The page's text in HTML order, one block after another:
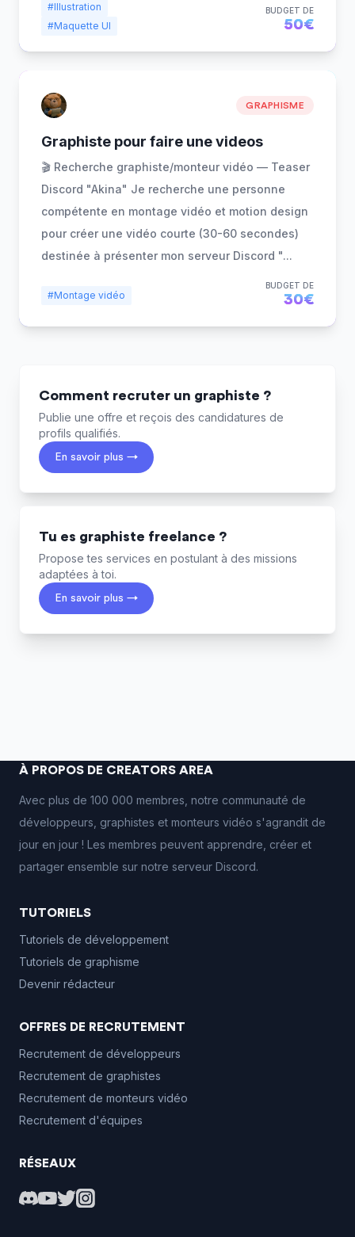
#Illustration
#Maquette UI
BUDGET DE
50€
GRAPHISME
Graphiste pour faire une videos
🎬 Recherche graphiste/monteur vidéo — Teaser
Discord "Akina" Je recherche une personne
compétente en montage vidéo et motion design
pour créer une vidéo courte (30-60 secondes)
destinée à présenter mon serveur Discord "...
#Montage vidéo
BUDGET DE
30€
Comment recruter un graphiste ?
Publie une offre et reçois des candidatures de
profils qualifiés.
En savoir plus →
Tu es graphiste freelance ?
Propose tes services en postulant à des missions
adaptées à toi.
En savoir plus →
À PROPOS DE CREATORS AREA
Avec plus de 100 000 membres, notre communauté de
développeurs, graphistes et monteurs vidéo s'agrandit de
jour en jour ! Les membres peuvent apprendre, créer et
partager ensemble sur notre serveur Discord.
TUTORIELS
Tutoriels de développement
Tutoriels de graphisme
Devenir rédacteur
OFFRES DE RECRUTEMENT
Recrutement de développeurs
Recrutement de graphistes
Recrutement de monteurs vidéo
Recrutement d'équipes
RÉSEAUX